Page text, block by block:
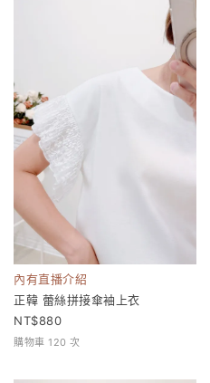
內有直播介紹
正韓 蕾絲拼接傘袖上衣
880
購物車 120 次